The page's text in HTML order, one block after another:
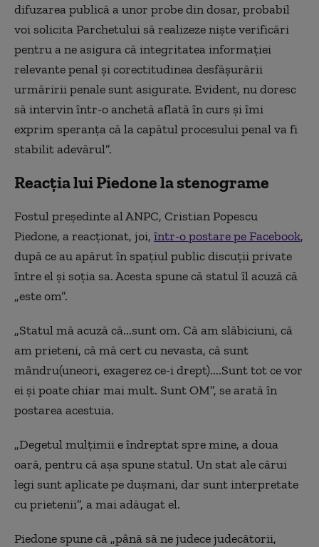
difuzarea publică a unor probe din dosar, probabil
voi solicita Parchetului să realizeze niște verificări
pentru a ne asigura că integritatea informației
relevante penal și corectitudinea desfășurării
urmăririi penale sunt asigurate. Evident, nu doresc
să intervin într-o anchetă aflată în curs și îmi
exprim speranța că la capătul procesului penal va fi
stabilit adevărul”.
Reacția lui Piedone la stenograme
Fostul preşedinte al ANPC, Cristian Popescu
Piedone, a reacționat, joi, într-o postare pe Facebook,
după ce au apărut în spațiul public discuții private
între el și soția sa. Acesta spune că statul îl acuză că
„este om”.
„Statul mă acuză că...sunt om. Că am slăbiciuni, că
am prieteni, că mă cert cu nevasta, că sunt
mândru(uneori, exagerez ce-i drept)....Sunt tot ce vor
ei și poate chiar mai mult. Sunt OM”, se arată în
postarea acestuia.
„Degetul mulțimii e îndreptat spre mine, a doua
oară, pentru că așa spune statul. Un stat ale cărui
legi sunt aplicate pe dușmani, dar sunt interpretate
cu prietenii”, a mai adăugat el.
Piedone spune că „până să ne judece judecătorii,